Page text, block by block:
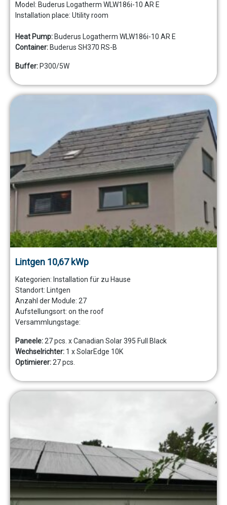
Model: Buderus Logatherm WLW186i-10 AR E
Installation place: Utility room
Heat Pump: Buderus Logatherm WLW186i-10 AR E
Container: Buderus SH370 RS-B
Buffer: P300/5W
Lintgen 10,67 kWp
Kategorien: Installation für zu Hause
Standort: Lintgen
Anzahl der Module: 27
Aufstellungsort: on the roof
Versammlungstage:
Paneele:27 pcs. x Canadian Solar 395 Full Black
Wechselrichter: 1 x SolarEdge 10K
Optimierer:27 pcs.